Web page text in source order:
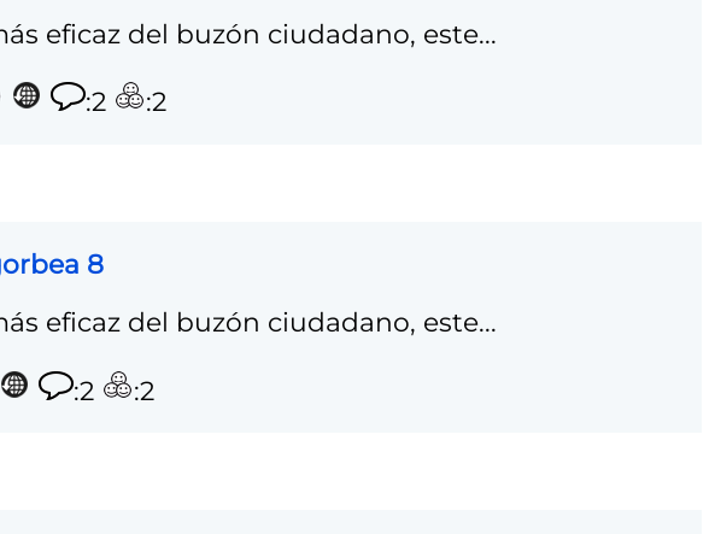
eficaz del buzón ciudadano, este...
:2 :2
8
eficaz del buzón ciudadano, este...
:2 :2